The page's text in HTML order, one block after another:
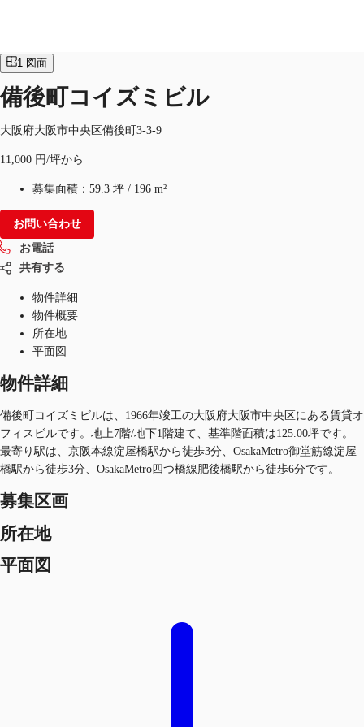
オフィス・事務所
地図検索
記事
仲介会社様はこちらへ
JP
お電話 お問合せ
1 図面
備後町コイズミビル
大阪府大阪市中央区備後町3-3-9
11,000 円/坪から
募集面積： 59.3 坪 / 196 m²
お問い合わせ
お電話
共有する
物件詳細
物件概要
所在地
平面図
物件詳細
備後町コイズミビルは、1966年竣工の大阪府大阪市中央区にある賃貸オ
フィスビルです。地上7階/地下1階建て、基準階面積は125.00坪です。
最寄り駅は、京阪本線淀屋橋駅から徒歩3分、OsakaMetro御堂筋線淀屋
橋駅から徒歩3分、OsakaMetro四つ橋線肥後橋駅から徒歩6分です。
募集区画
所在地
平面図